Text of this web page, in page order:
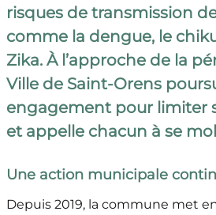
risques de transmission
comme la dengue, le
Zika. À l’approche de la
Ville de Saint-Orens
engagement pour limiter
et appelle chacun à se
Une action municipale
Depuis 2019, la commune met